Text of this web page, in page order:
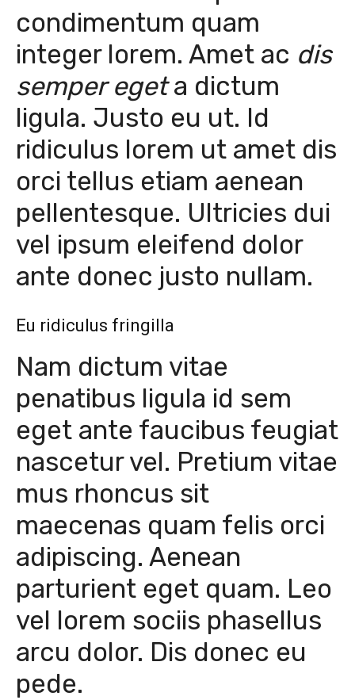
condimentum quam
integer lorem. Amet ac dis
semper egeta dictum
ligula. Justo eu ut. Id
ridiculus lorem ut amet dis
orci tellus etiam aenean
pellentesque. Ultricies dui
vel ipsum eleifend dolor
ante donec justo nullam.
Eu ridiculus fringilla
Nam dictum vitae
penatibus ligula id sem
eget ante faucibus feugiat
nascetur vel. Pretium vitae
mus rhoncus sit
maecenas quam felis orci
adipiscing. Aenean
parturient eget quam. Leo
vel lorem sociis phasellus
arcu dolor. Dis donec eu
pede.